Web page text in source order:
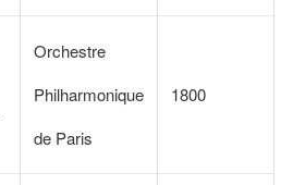
Orchestre
Philharmonique
de Paris
1800